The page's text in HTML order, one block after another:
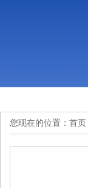
您现在的位置： 首页